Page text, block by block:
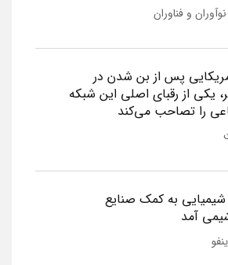
و فناوران
پس از بن شدن در
یکی از رقبای اصلی این شبکه
را تصاحب می‌کند
شیمیایی به کمک صنایع
آمد